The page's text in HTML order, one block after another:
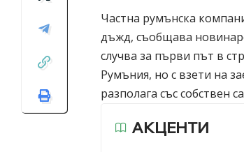
Частна румънска
дъжд, съобщава
случва за първи път в
Румъния, но с взети на
разполага със собствен
АКЦЕНТИ